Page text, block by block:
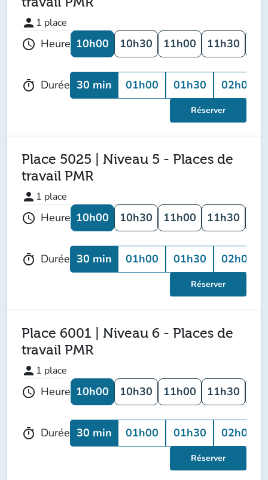
person 1 place
schedule Heure 10h00 10h30 11h00 11h30
timer Durée 30 min 01h00 01h30 02h00
Réserver
Place 5025 | Niveau 5 - Places de
travail PMR
person 1 place
schedule Heure 10h00 10h30 11h00 11h30
timer Durée 30 min 01h00 01h30 02h00
Réserver
Place 6001 | Niveau 6 - Places de
travail PMR
person 1 place
schedule Heure 10h00 10h30 11h00 11h30
timer Durée 30 min 01h00 01h30 02h00
Réserver